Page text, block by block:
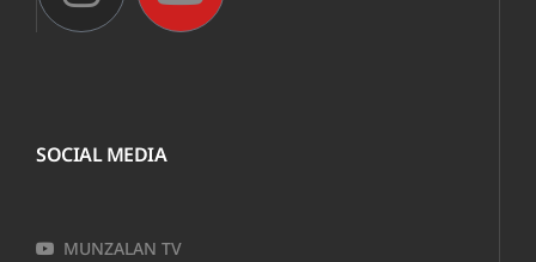
SOCIAL MEDIA
MUNZALAN TV